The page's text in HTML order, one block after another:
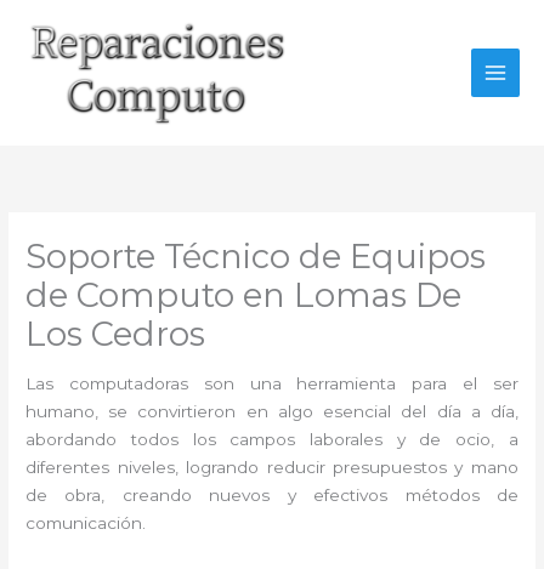
contenido
Soporte Técnico de Equipos
de Computo en Lomas De
Los Cedros
Las computadoras son una herramienta para el ser
humano, se convirtieron en algo esencial del día a día,
abordando todos los campos laborales y de ocio, a
diferentes niveles, logrando reducir presupuestos y mano
de obra, creando nuevos y efectivos métodos de
comunicación.